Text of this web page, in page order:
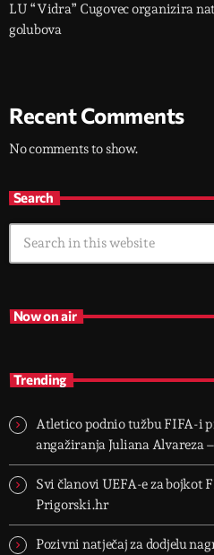
LU “Vidra” Cugovec organizira
golubova
Recent Comments
No comments to show.
Search
Now on air
Trending
Atletico podnio tužbu FIFA-i
angažiranja Juliana Alvareza
Svi članovi UEFA-e za bojkot
Prigorski.hr
Pozivni natječaj za dodjelu